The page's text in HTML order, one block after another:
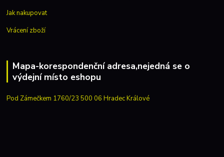
Jak nakupovat
Vrácení zboží
Mapa-korespondenční adresa,nejedná se o
výdejní místo eshopu
Pod Zámečkem 1760/23 500 06 Hradec Králové